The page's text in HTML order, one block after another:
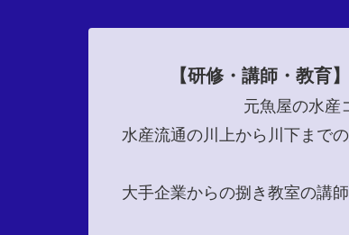
【研修・講師・教育
元魚屋の水
水産流通の川上から川下まで
大手企業からの捌き教室の講